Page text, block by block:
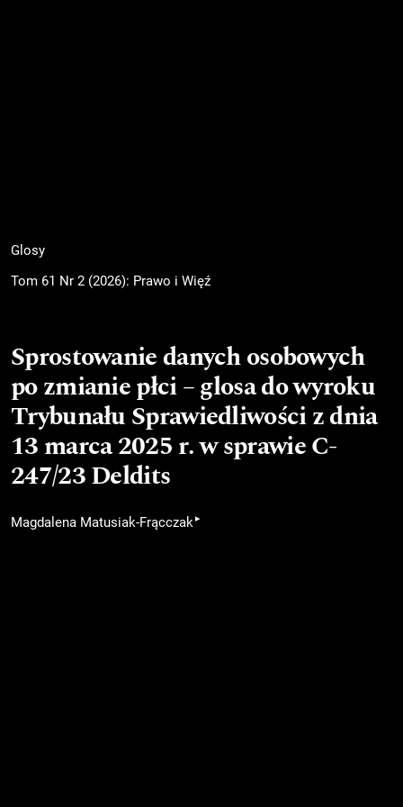
Glosy
Tom 61 Nr 2 (2026): Prawo i Więź
Sprostowanie danych osobowych
po zmianie płci – glosa do wyroku
Trybunału Sprawiedliwości z dnia
13 marca 2025 r. w sprawie C-
247/23 Deldits
Magdalena Matusiak-Frącczak ▸